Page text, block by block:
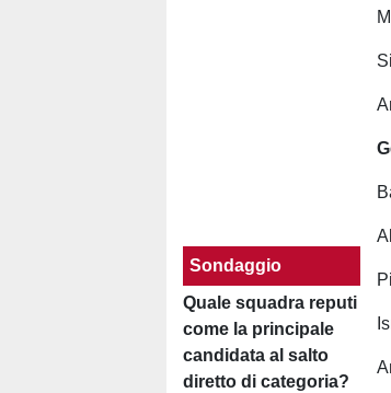
Sondaggio
Quale squadra reputi
come la principale
candidata al salto
diretto di categoria?